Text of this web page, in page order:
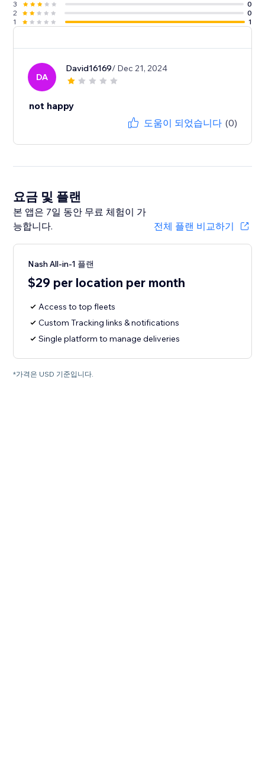
3
0
2
0
1
1
DA
David16169/ Dec 21, 2024
not happy
도움이 되었습니다 (0)
요금 및 플랜
본 앱은 7일 동안 무료 체험이 가
능합니다.
전체 플랜 비교하기
Nash All-in-1 플랜
$29 per location per month
Access to top fleets
Custom Tracking links & notifications
Single platform to manage deliveries
*가격은 USD 기준입니다.